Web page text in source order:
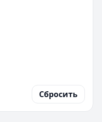
Сбросить